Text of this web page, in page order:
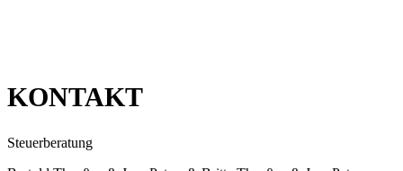
KONTAKT
Steuerberatung